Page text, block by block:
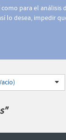
para el análisis
lo desea, impedir